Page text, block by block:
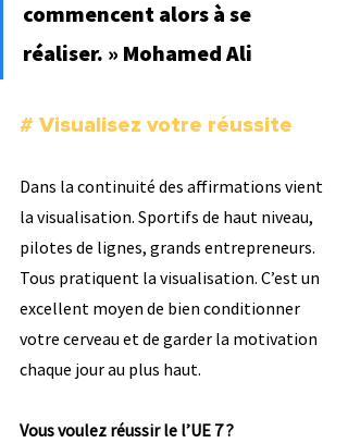
commencent alors à se
réaliser. » Mohamed Ali
# Visualisez votre réussite
Dans la continuité des affirmations vient
la visualisation. Sportifs de haut niveau,
pilotes de lignes, grands entrepreneurs.
Tous pratiquent la visualisation. C’est un
excellent moyen de bien conditionner
votre cerveau et de garder la motivation
chaque jour au plus haut.
Vous voulez réussir le l’UE 7 ?